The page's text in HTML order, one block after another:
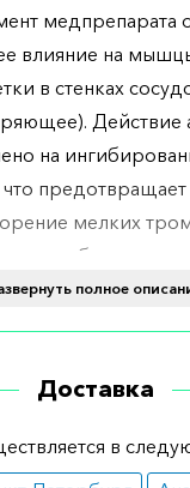
медпрепарата
влияние на
в стенках
Действие
на
предотвращает
мелких
облегчить
артериях.
полное
Доставка
в